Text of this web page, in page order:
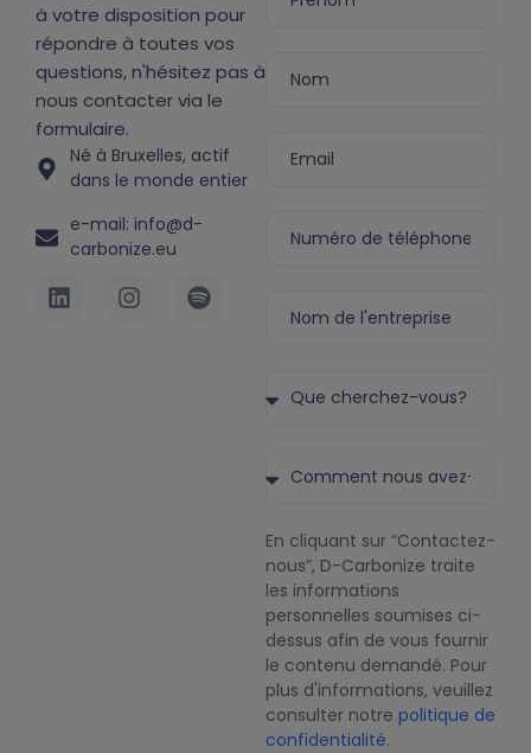
à votre disposition pour
répondre à toutes vos
questions, n'hésitez pas à
nous contacter via le
formulaire.
Né à Bruxelles, actif
dans le monde entier
e-mail: info@d-
carbonize.eu
En cliquant sur “Contactez-
nous”, D-Carbonize traite
les informations
personnelles soumises ci-
dessus afin de vous fournir
le contenu demandé. Pour
plus d'informations, veuillez
consulter notre politique de
confidentialité.